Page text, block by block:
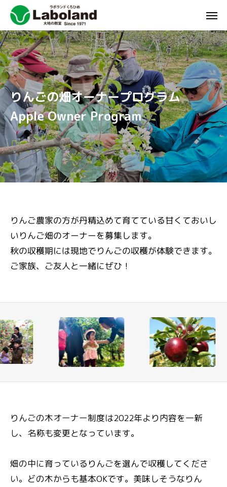
りんごの畑オーナープログラム
Apple Owner Program
りんご農家の方が丹精込めて育てている甘くておいし
いりんご畑のオーナーを募集します。
秋の収穫期には現地でりんごの収穫が体験できます。
ご家族、ご友人と一緒にぜひ！
りんごの木オーナー制度は2022年より内容を一新
し、名称も変更となっています。
畑の中に育っているりんごを選んで収穫してくださ
い。どの木からも基本OKです。美味しそうなりん